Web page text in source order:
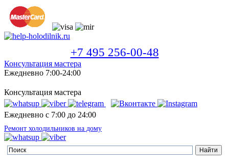
+7 495 256-00-48
Консультация мастера
Ежедневно 7:00-24:00
Консультация мастера
Ежедневно с 7:00 до 24:00
Ремонт холодильников на дому